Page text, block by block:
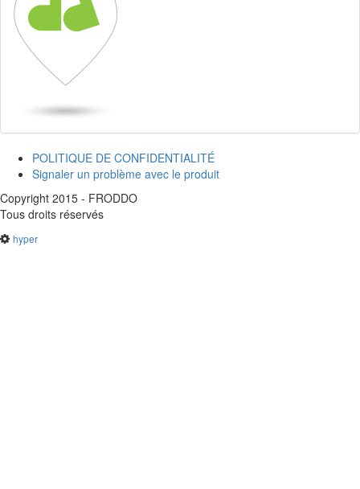
POLITIQUE DE CONFIDENTIALITÉ
Signaler un problème avec le produit
Copyright 2015 - FRODDO
Tous droits réservés
hyper